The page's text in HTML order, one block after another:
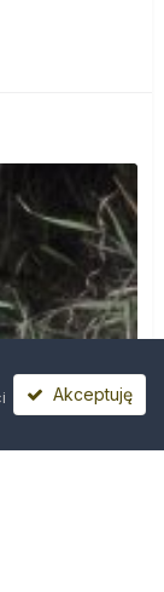
Akceptuję